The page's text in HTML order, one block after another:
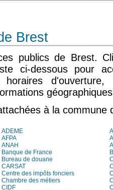
Brest
publics de Brest.
ci-dessous pour
horaires
à la commune
ADEME
AFPA
ANAH
Banque de France
Bureau de douane
CARSAT
Centre des impôts fonciers
Chambre des métiers
CIDF